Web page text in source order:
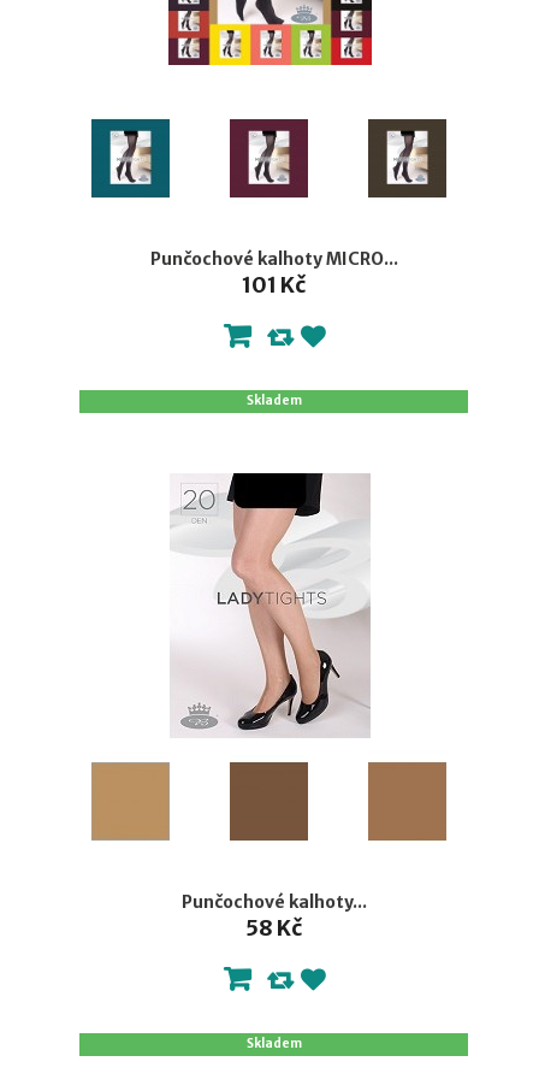
Punčochové kalhoty MICRO...
101 Kč
Skladem
Punčochové kalhoty...
58 Kč
Skladem